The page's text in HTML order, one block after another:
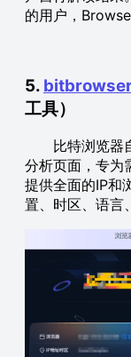
的用户，
5.
工具）
比特浏览器自
分析页面，专为
提供全面的IP和
置、时区、语言